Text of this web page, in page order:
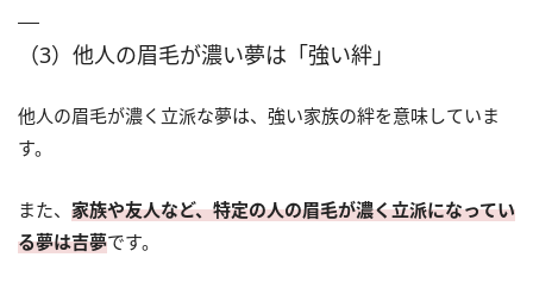
（3）他人の眉毛が濃い夢は「強い絆」
他人の眉毛が濃く立派な夢は、強い家族の絆を意味していま
す。
また、 家族や友人など、特定の人の眉毛が濃く立派になってい
る夢は吉夢です。